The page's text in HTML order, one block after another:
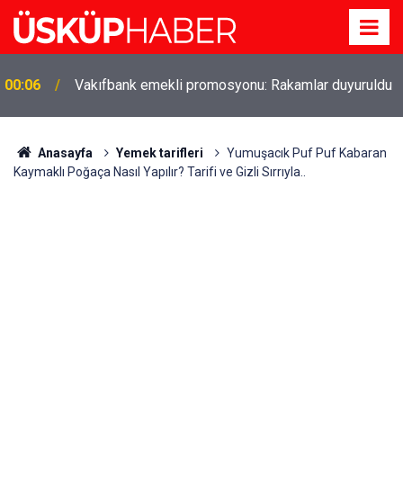
19:21
Gözde oldu! Hem köy hem mahalle hayatı iç içe!
İzmir'deki doğal semt
Anasayfa Yemek tarifleri
Yumuşacık Puf Puf Kabaran
Kaymaklı Poğaça Nasıl Yapılır? Tarifi ve Gizli Sırrıyla..